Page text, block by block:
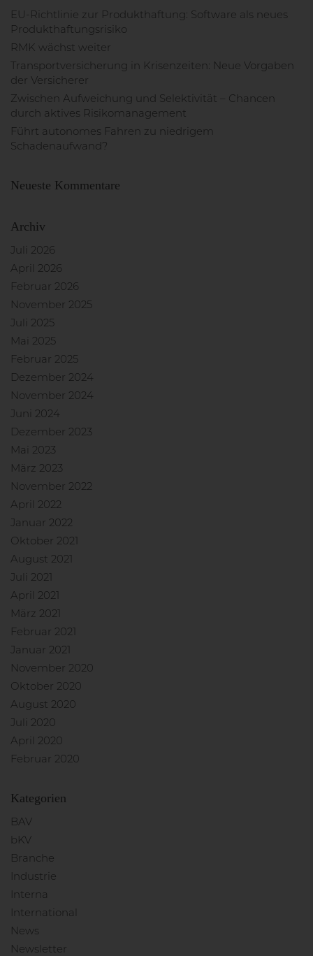
n
a
c
h
EU-Richtlinie zur Produkthaftung: Software als neues
Produkthaftungsrisiko
RMK wächst weiter
Transportversicherung in Krisenzeiten: Neue Vorgaben
der Versicherer
Zwischen Aufweichung und Selektivität – Chancen
durch aktives Risikomanagement
Führt autonomes Fahren zu niedrigem
Schadenaufwand?
Neueste Kommentare
Archiv
Juli 2026
April 2026
Februar 2026
November 2025
Juli 2025
Mai 2025
Februar 2025
Dezember 2024
November 2024
Juni 2024
Dezember 2023
Mai 2023
März 2023
November 2022
April 2022
Januar 2022
Oktober 2021
August 2021
Juli 2021
April 2021
März 2021
Februar 2021
Januar 2021
November 2020
Oktober 2020
August 2020
Juli 2020
April 2020
Februar 2020
Kategorien
BAV
bKV
Branche
Industrie
Interna
International
News
Newsletter